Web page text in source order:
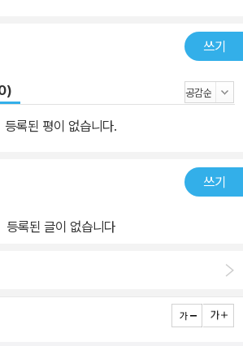
쓰기
등록된 평이 없습니다.
쓰기
등록된 글이 없습니다